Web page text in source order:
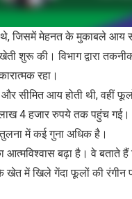
जिसमें मेहनत के मुकाबले आय
शुरू की। विभाग द्वारा
रहा।
सीमित आय होती थी, वहीं
4 हजार रुपये तक पहुंच
में कई गुना अधिक है।
बढ़ा है। वे बताते
खेत में खिले गेंदा फूलों की